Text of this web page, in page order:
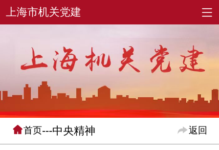
首页---中央精神 返回